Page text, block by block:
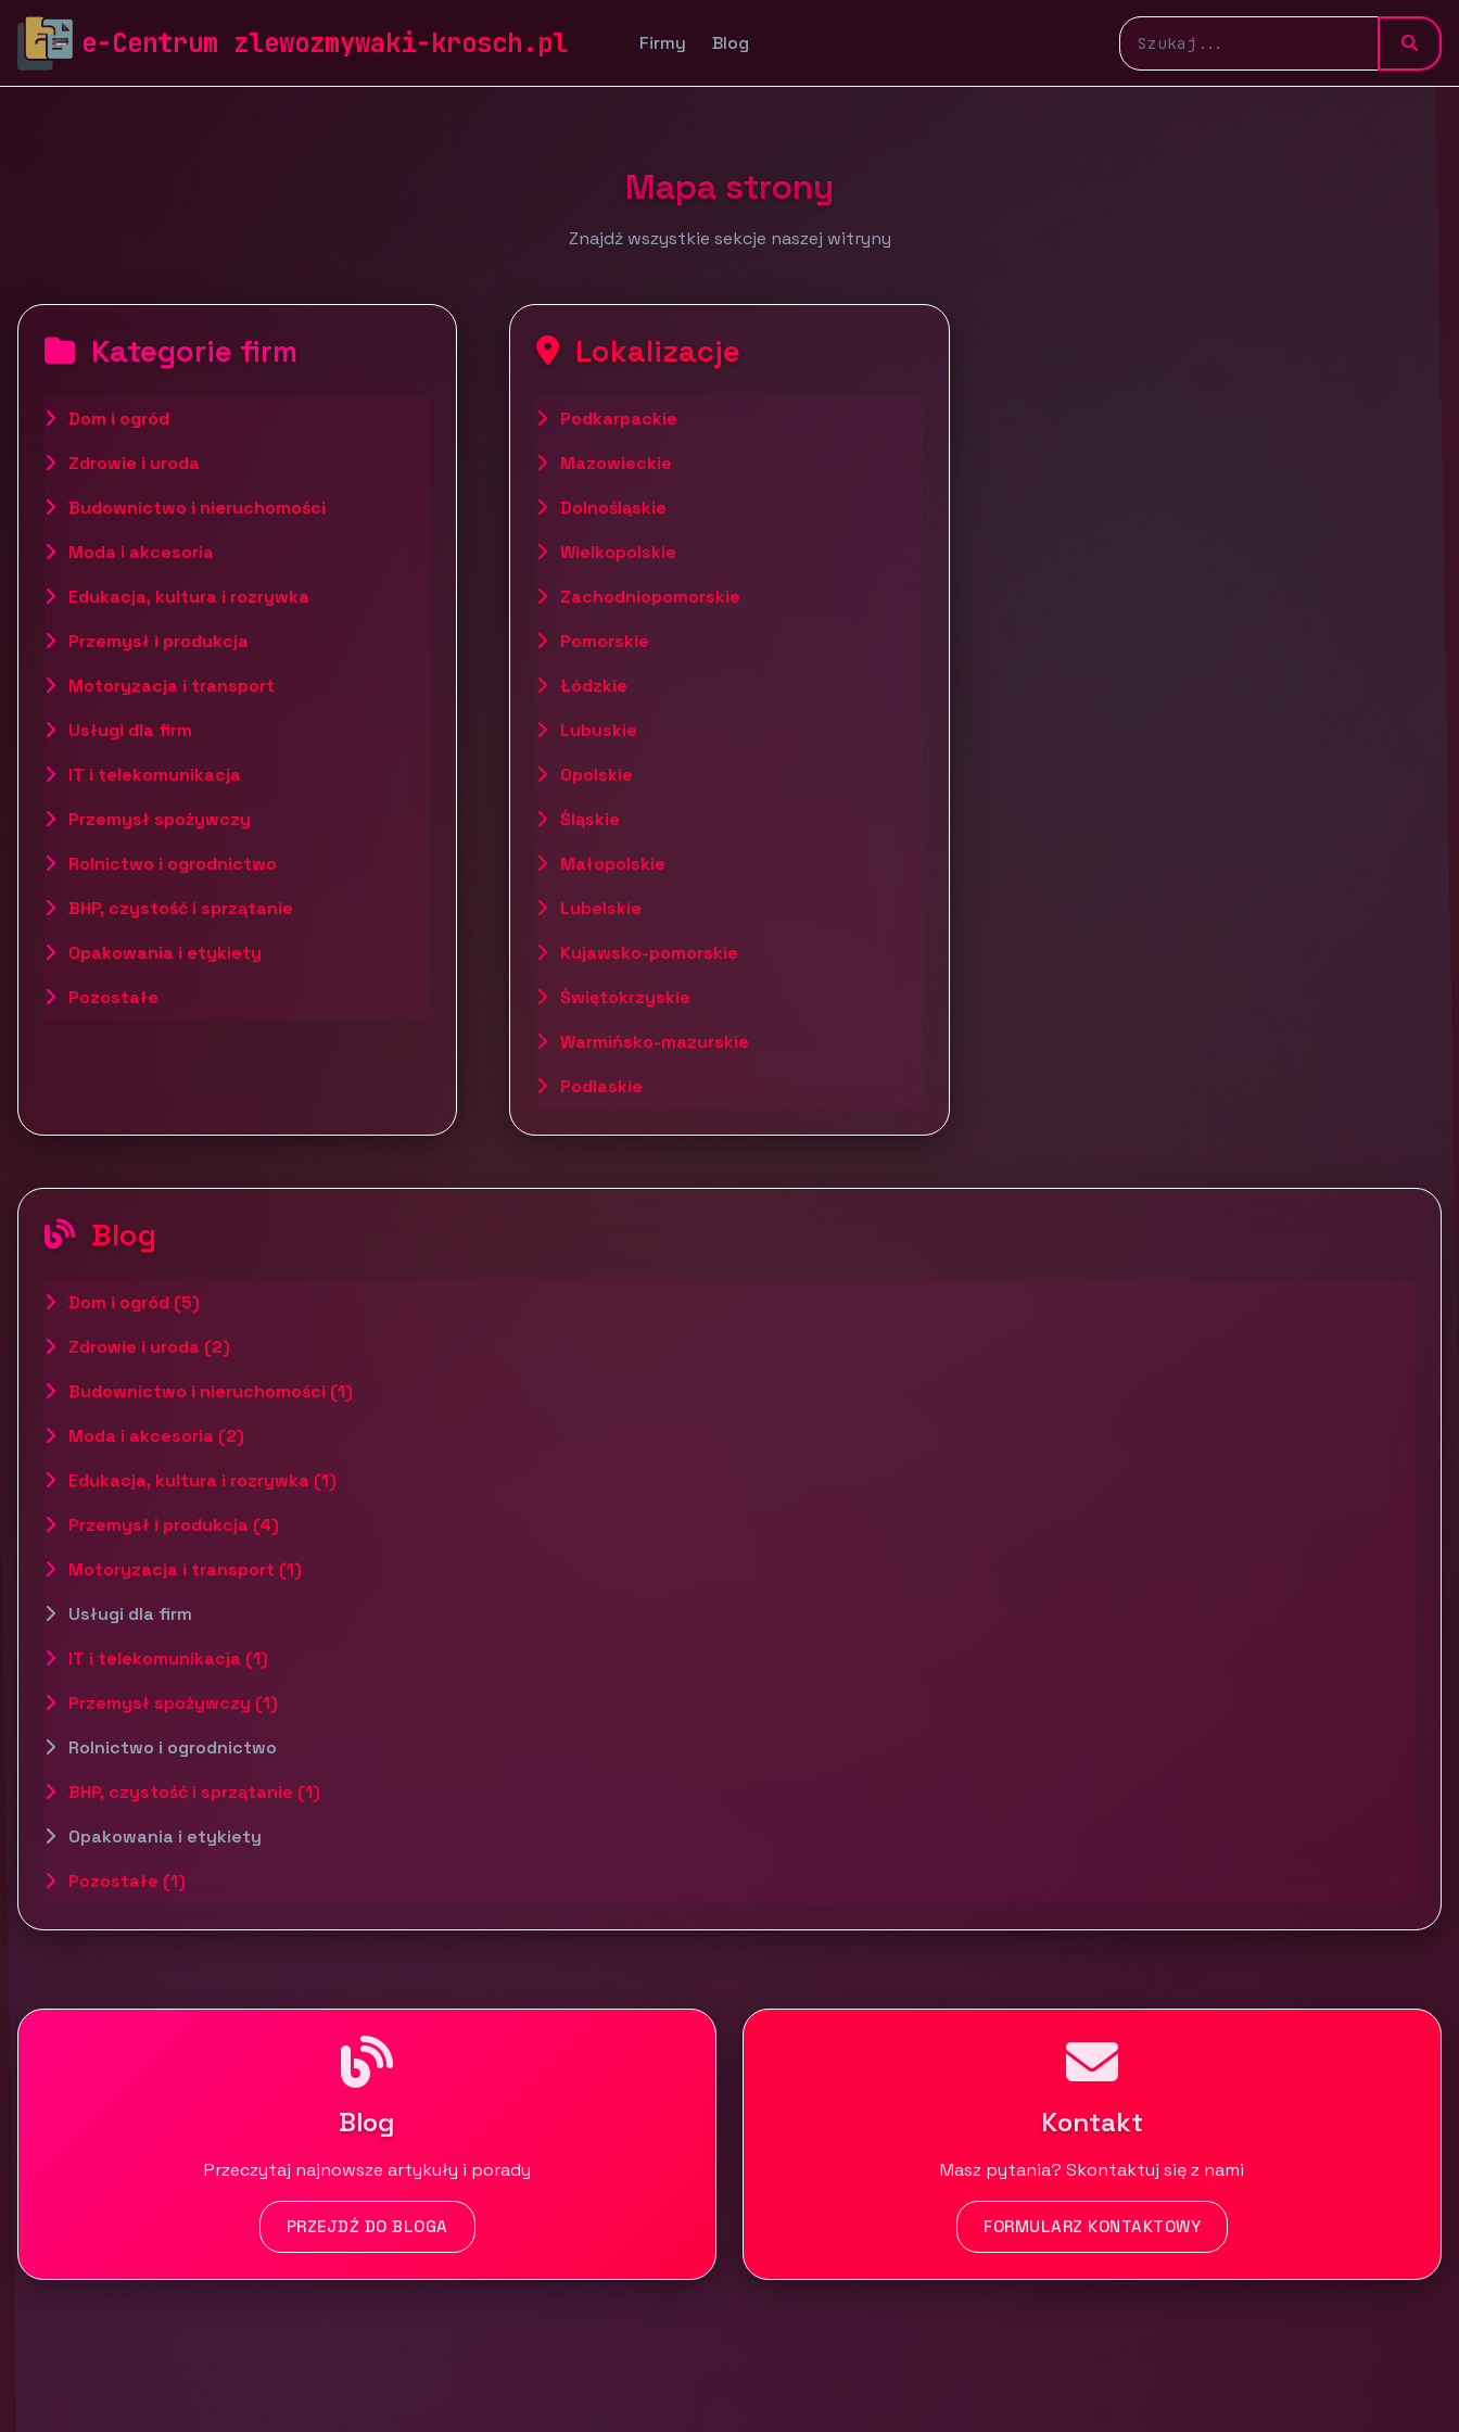
e-Centrum zlewozmywaki-krosch.pl Firmy Blog
zlewozmywaki-krosch.pl
Mapa strony
Znajdź wszystkie sekcje naszej witryny
Kategorie firm
Dom i ogród
Zdrowie i uroda
Budownictwo i nieruchomości
Moda i akcesoria
Edukacja, kultura i rozrywka
Przemysł i produkcja
Motoryzacja i transport
Usługi dla firm
IT i telekomunikacja
Przemysł spożywczy
Rolnictwo i ogrodnictwo
BHP, czystość i sprzątanie
Opakowania i etykiety
Pozostałe
Lokalizacje
Podkarpackie
Mazowieckie
Dolnośląskie
Wielkopolskie
Zachodniopomorskie
Pomorskie
Łódzkie
Lubuskie
Opolskie
Śląskie
Małopolskie
Lubelskie
Kujawsko-pomorskie
Świętokrzyskie
Warmińsko-mazurskie
Podlaskie
Blog
Dom i ogród (5)
Zdrowie i uroda (2)
Budownictwo i nieruchomości (1)
Moda i akcesoria (2)
Edukacja, kultura i rozrywka (1)
Przemysł i produkcja (4)
Motoryzacja i transport (1)
Usługi dla firm
IT i telekomunikacja (1)
Przemysł spożywczy (1)
Rolnictwo i ogrodnictwo
BHP, czystość i sprzątanie (1)
Opakowania i etykiety
Pozostałe (1)
Blog
Przeczytaj najnowsze artykuły i porady
PRZEJDŹ DO BLOGA
Kontakt
Masz pytania? Skontaktuj się z nami
FORMULARZ KONTAKTOWY